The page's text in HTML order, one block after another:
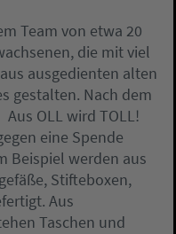
Team von etwa 20
die mit viel
ausgedienten alten
gestalten. Nach dem
Aus OLL wird TOLL!
eine Spende
Beispiel werden aus
Stifteboxen,
Aus
Taschen und